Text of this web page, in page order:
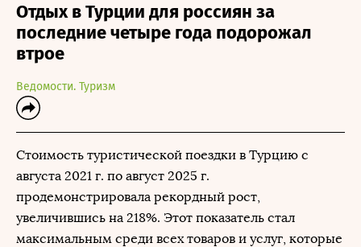
Отдых в Турции для россиян за
последние четыре года подорожал
втрое
Ведомости. Туризм
Стоимость туристической поездки в Турцию с
августа 2021 г. по август 2025 г.
продемонстрировала рекордный рост,
увеличившись на 218%. Этот показатель стал
максимальным среди всех товаров и услуг, которые